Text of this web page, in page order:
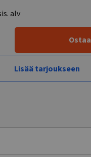
alv
Ostaa
Lisää tarjoukseen